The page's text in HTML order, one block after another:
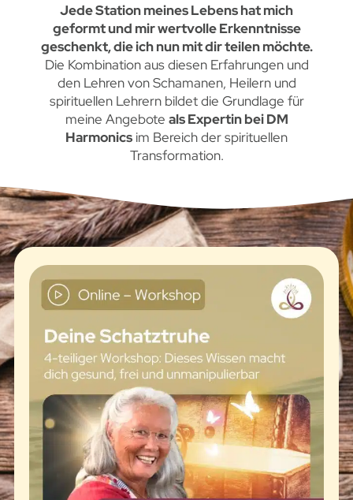
Jede Station meines Lebens hat mich
geformt und mir wertvolle Erkenntnisse
geschenkt, die ich nun mit dir teilen möchte.
Die Kombination aus diesen Erfahrungen und
den Lehren von Schamanen, Heilern und
spirituellen Lehrern bildet die Grundlage für
meine Angebote als Expertin bei DM
Harmonics im Bereich der spirituellen
Transformation.